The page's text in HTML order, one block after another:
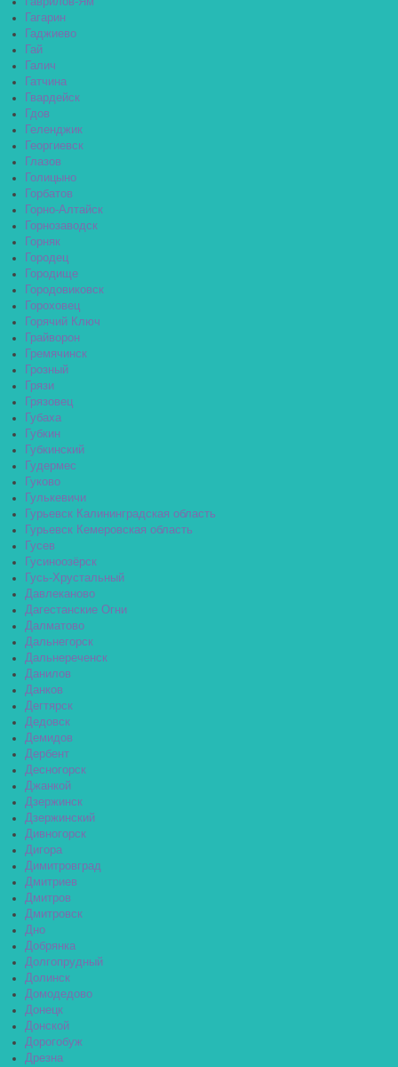
Гагарин
Гаджиево
Гай
Галич
Гатчина
Гвардейск
Гдов
Геленджик
Георгиевск
Глазов
Голицыно
Горбатов
Горно-Алтайск
Горнозаводск
Горняк
Городец
Городище
Городовиковск
Гороховец
Горячий Ключ
Грайворон
Гремячинск
Грозный
Грязи
Грязовец
Губаха
Губкин
Губкинский
Гудермес
Гуково
Гулькевичи
Гурьевск Калининградская область
Гурьевск Кемеровская область
Гусев
Гусиноозёрск
Гусь-Хрустальный
Давлеканово
Дагестанские Огни
Далматово
Дальнегорск
Дальнереченск
Данилов
Данков
Дегтярск
Дедовск
Демидов
Дербент
Десногорск
Джанкой
Дзержинск
Дзержинский
Дивногорск
Дигора
Димитровград
Дмитриев
Дмитров
Дмитровск
Дно
Добрянка
Долгопрудный
Долинск
Домодедово
Донецк
Донской
Дорогобуж
Дрезна